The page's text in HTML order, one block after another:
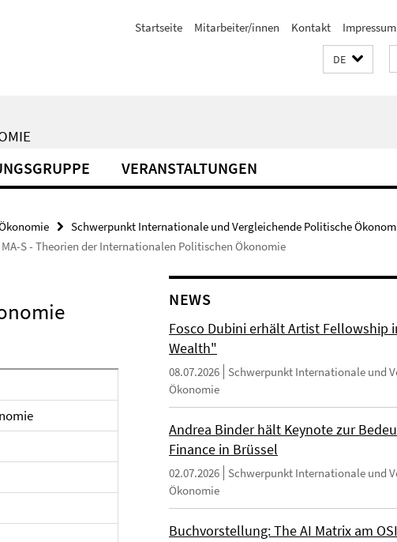
Startseite Mitarbeiter/innen Kontakt Impressum
DE
VERANSTALTUNGEN
Schwerpunkt Internationale und Vergleichende Politische
MA-S - Theorien der Internationalen Politischen Ökonomie
NEWS
Fosco Dubini erhält Artist Fellowship
Wealth"
08.07.2026
Schwerpunkt Internationale und
Ökonomie
Andrea Binder hält Keynote zur
Finance in Brüssel
02.07.2026
Schwerpunkt Internationale und
Ökonomie
Buchvorstellung: The AI Matrix am OSI